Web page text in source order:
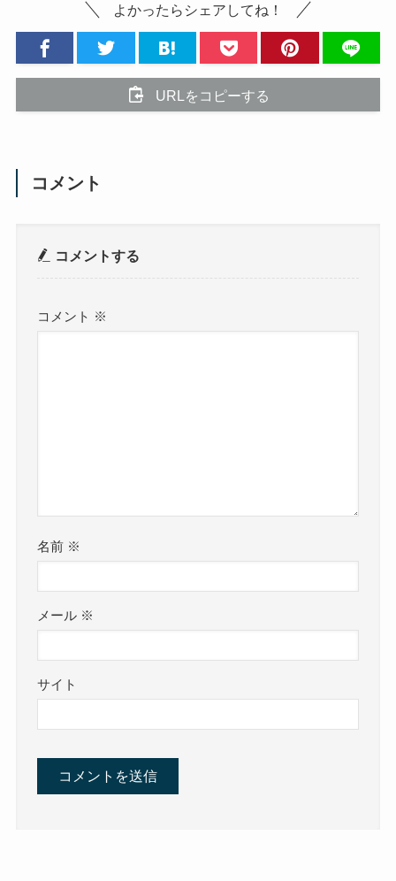
よかったらシェアしてね！
URLをコピーする
コメント
コメントする
コメント ※
名前 ※
メール ※
サイト